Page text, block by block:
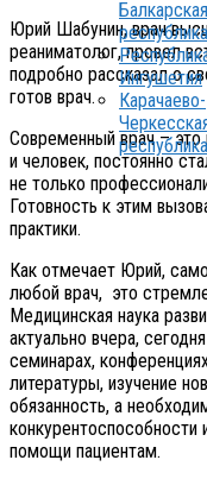
Балкарская
республика
Ингушетия
Карачаево-
республика
Юрий Шабунин, врач
реаниматолог, провел
подробно рассказал о
готов врач.
Современный врач – это
и человек, постоянно
не только
Готовность к этим
практики.
Как отмечает Юрий,
любой врач, это
Медицинская наука
актуально вчера,
семинарах,
литературы, изучение
обязанность, а
конкурентоспособности
помощи пациентам.